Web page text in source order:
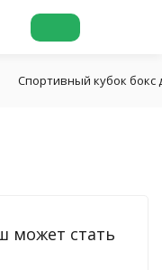
Спортивный кубок бокс
может стать